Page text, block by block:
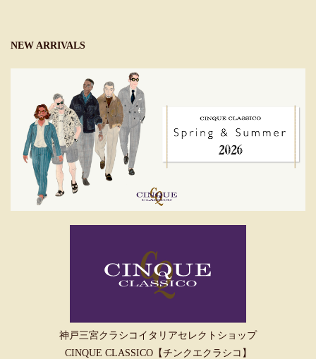
NEW ARRIVALS
神戸三宮クラシコイタリアセレクトショップ
CINQUE CLASSICO【チンクエクラシコ】